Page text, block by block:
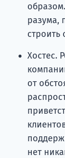
разума,
Хостес.
от
нет